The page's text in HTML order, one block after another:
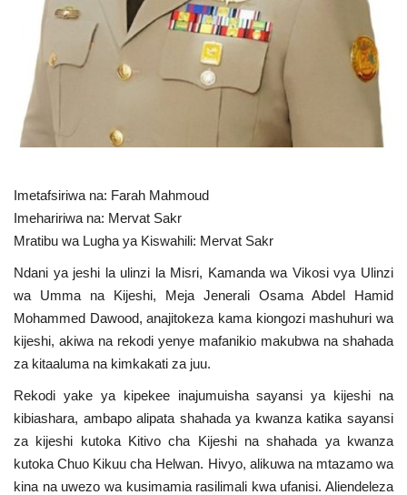
Nyaraka na Marejeleo
Waanzilishi
Raia wa ulimwengu mzima
Nafasi
Washiriki
Video
Maonyesho
Wadhamini
Language
English Swahili español
Imetafsiriwa na: Farah Mahmoud
Imehaririwa na: Mervat Sakr
Mratibu wa Lugha ya Kiswahili: Mervat Sakr
Ndani ya jeshi la ulinzi la Misri, Kamanda wa Vikosi vya Ulinzi
wa Umma na Kijeshi, Meja Jenerali Osama Abdel Hamid
Mohammed Dawood, anajitokeza kama kiongozi mashuhuri wa
kijeshi, akiwa na rekodi yenye mafanikio makubwa na shahada
za kitaaluma na kimkakati za juu.
Rekodi yake ya kipekee inajumuisha sayansi ya kijeshi na
kibiashara, ambapo alipata shahada ya kwanza katika sayansi
za kijeshi kutoka Kitivo cha Kijeshi na shahada ya kwanza
kutoka Chuo Kikuu cha Helwan. Hivyo, alikuwa na mtazamo wa
kina na uwezo wa kusimamia rasilimali kwa ufanisi. Aliendeleza